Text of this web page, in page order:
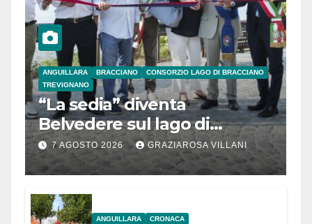
ANGUILLARA BRACCIANO
CONSORZIO LAGO DI BRACCIANO
TREVIGNANO
“La sedia” diventa
Belvedere sul lago di
Bracciano: ieri
l’inaugurazione
7 AGOSTO 2026 GRAZIAROSA VILLANI
ANGUILLARA CRONACA